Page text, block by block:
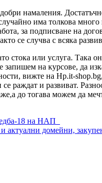
намаления.
има толкова
за подписване на
се случва с всяка
или услуга. Така
на курсове, да
вижте на Hp.it-
раждат и развиват.
до тогава можем да
18 на НАП
актуални домейни,